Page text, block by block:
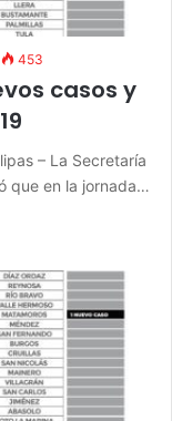
453
casos y
– La Secretaría
que en la jornada…